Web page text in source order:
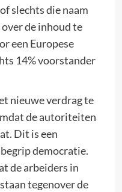
slechts die naam
de inhoud te
een Europese
14% voorstander
nieuwe verdrag te
de autoriteiten
Dit is een
democratie.
de arbeiders in
tegenover de